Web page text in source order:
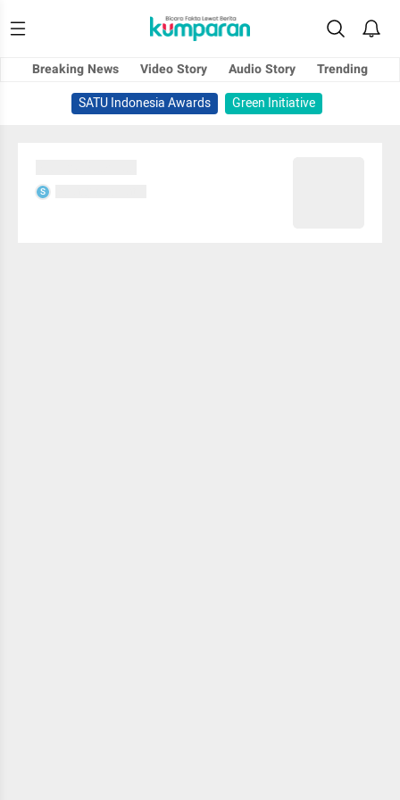
Breaking News Video Story Audio Story
Trending
SATU Indonesia Awards
Green Initiative
S